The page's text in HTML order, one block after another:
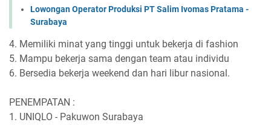
Lowongan Operator Produksi PT Salim Ivomas Pratama -
Surabaya
4. Memiliki minat yang tinggi untuk bekerja di fashion
5. Mampu bekerja sama dengan team atau individu
6. Bersedia bekerja weekend dan hari libur nasional.
PENEMPATAN :
1. UNIQLO - Pakuwon Surabaya